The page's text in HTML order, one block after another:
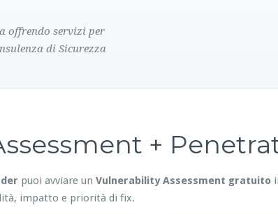
offrendo servizi per
di Sicurezza
+
puoi avviare un Vulnerability Assessment gratuito
impatto e priorità di fix.